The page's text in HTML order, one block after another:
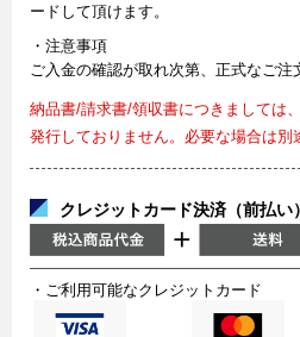
ードして頂けます。
・注意事項
ご入金の確認が取れ次第、正式なご注
納品書/請求書/領収書につきましては
発行しておりません。必要な場合は別
クレジットカード決済（前払い）
・ご利用可能なクレジットカード